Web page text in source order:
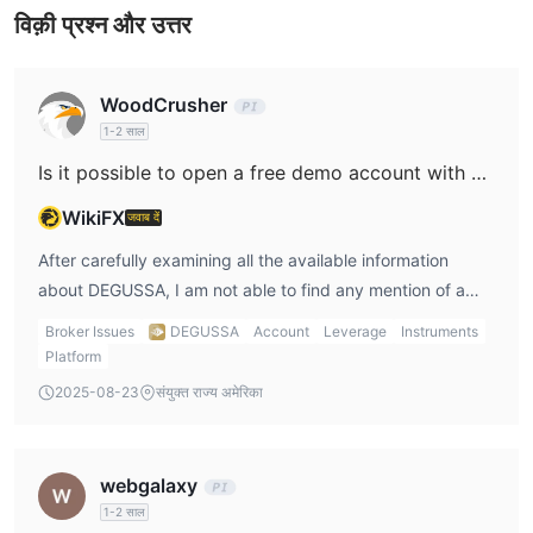
विक़ी प्रश्न और उत्तर
WoodCrusher
1-2 साल
Is it possible to open a free demo account with DEGUSSA, and if so, are there any restrictions such as a time limit?
WikiFXजवाब दें
After carefully examining all the available information
about DEGUSSA, I am not able to find any mention of a
free demo account or related trading practice
environment being offered by this broker. In my personal
DEGUSSA specializes mainly in gold savings plans, gold
purchase, storage, and similar services rather than a
typical retail forex or CFD trading experience. Additionally,
Broker Issues DEGUSSA Account Leverage
Instruments
Platform
2025-08-23
संयुक्त राज्य अमेरिका
webgalaxy
1-2 साल